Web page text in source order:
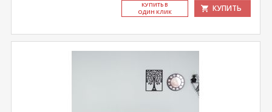
КУ­ПИТЬ В
ОДИН КЛИК
КУПИТЬ